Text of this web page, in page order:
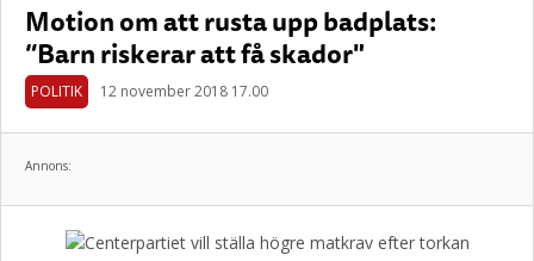
Motion om att rusta upp badplats:
”Barn riskerar att få skador"
POLITIK 12 november 2018 17.00
Annons: